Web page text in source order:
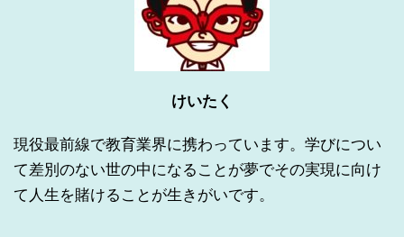
けいたく
現役最前線で教育業界に携わっています。学びについ
て差別のない世の中になることが夢でその実現に向け
て人生を賭けることが生きがいです。